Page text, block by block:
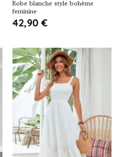
Robe blanche style bohème
feminine
42,90 €